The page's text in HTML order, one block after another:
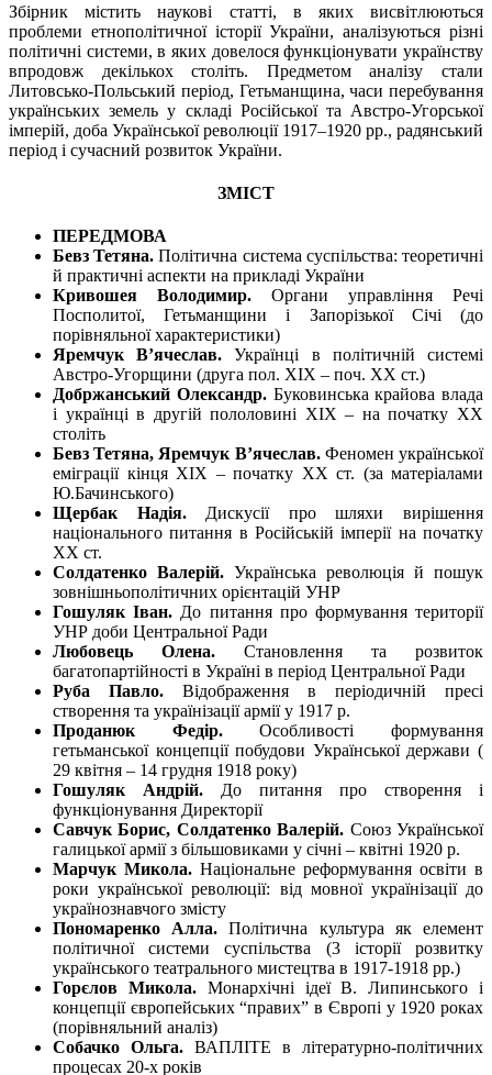
Збірник містить наукові статті, в яких висвітлюються
проблеми етнополітичної історії України, аналізуються різні
політичні системи, в яких довелося функціонувати українству
впродовж декількох століть. Предметом аналізу стали
Литовсько-Польський період, Гетьманщина, часи перебування
українських земель у складі Російської та Австро-Угорської
імперій, доба Української революції 1917–1920 pp., радянський
період і сучасний розвиток України.
ЗМІСТ
ПЕРЕДМОВА
Бевз Тетяна. Політична система суспільства: теоретичні
й практичні аспекти на прикладі України
Кривошея Володимир. Органи управління Речі
Посполитої, Гетьманщини і Запорізької Січі (до
порівняльної характеристики)
Яремчук В’ячеслав. Українці в політичній системі
Австро-Угорщини (друга пол. XIX – поч. XX ст.)
Добржанський Олександр.Буковинська крайова влада
і українці в другій пололовині XIX – на початку XX
століть
Бевз Тетяна, Яремчук В’ячеслав.Феномен української
еміграції кінця XIX – початку XX ст. (за матеріалами
Ю.Бачинського)
Щербак Надія.Дискусії про шляхи вирішення
національного питання в Російській імперії на початку
XX ст.
Солдатенко Валерій. Українська революція й пошук
зовнішньополітичних орієнтацій УНР
Гошуляк Іван. До питання про формування території
УНР доби Центральної Ради
Любовець Олена. Становлення та розвиток
багатопартійності в Україні в період Центральної Ради
Руба Павло. Відображення в періодичній пресі
створення та українізації армії у 1917 р.
Проданюк Федір.Особливості формування
гетьманської концепції побудови Української держави (
29 квітня – 14 грудня 1918 року)
Гошуляк Андрій. До питання про створення і
функціонування Директорії
Савчук Борис, Солдатенко Валерій. Союз Української
галицької армії з більшовиками у січні – квітні 1920 р.
Марчук Микола. Національне реформування освіти в
роки української революції: від мовної українізації до
українознавчого змісту
Пономаренко Алла. Політична культура як елемент
політичної системи суспільства (3 історії розвитку
українського театрального мистецтва в 1917-1918 pp.)
Горєлов Микола.Монархічні ідеї В. Липинського і
концепції європейських “правих” в Європі у 1920 роках
(порівняльний аналіз)
Собачко Ольга. ВАПЛІТЕ в літературно-політичних
процесах 20-х років